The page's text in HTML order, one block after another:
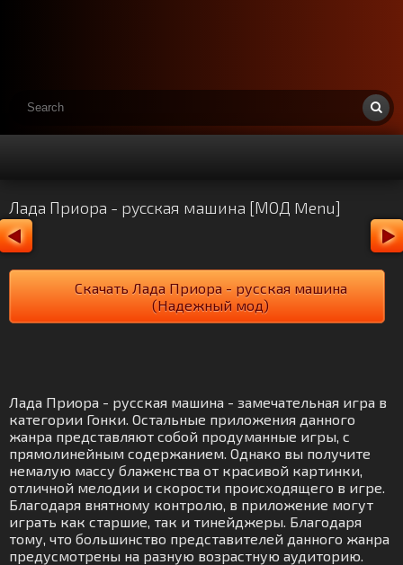
Лада Приора - русская машина [МОД Menu]
Скачать Лада Приора - русская машина
(Надежный мод)
Лада Приора - русская машина - замечательная игра в
категории Гонки. Остальные приложения данного
жанра представляют собой продуманные игры, с
прямолинейным содержанием. Однако вы получите
немалую массу блаженства от красивой картинки,
отличной мелодии и скорости происходящего в игре.
Благодаря внятному контролю, в приложение могут
играть как старшие, так и тинейджеры. Благодаря
тому, что большинство представителей данного жанра
предусмотрены на разную возрастную аудиторию.